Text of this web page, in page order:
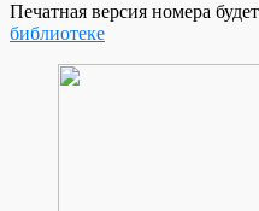
Печатная версия номера
библиотеке